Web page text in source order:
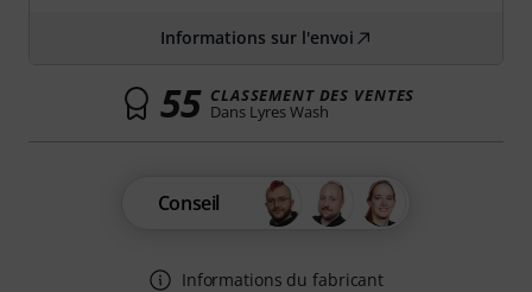
Informations sur l'envoi
55 CLASSEMENT DES VENTES
Dans Lyres Wash
Conseil
Informations du fabricant